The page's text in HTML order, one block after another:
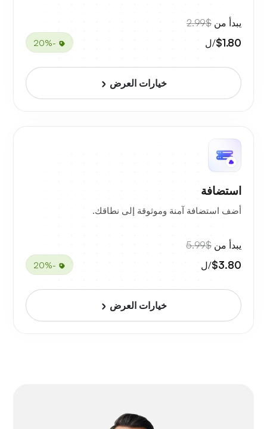
يبدأ من $2.99
$1.80/ل -20%
خيارات العرض
استضافة
أضف استضافة آمنة وموثوقة إلى نطاقك.
يبدأ من $5.99
$3.80/ل -20%
خيارات العرض